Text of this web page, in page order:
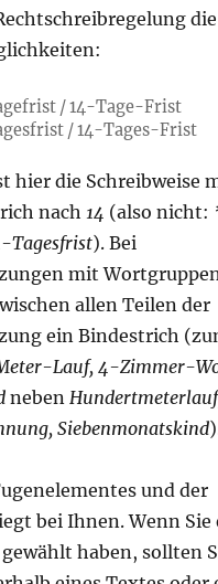
die
/ 14-Tage-Frist
/ 14-Tages-Frist
hier die Schreibweise
nach14 (also nicht:
Tagesfrist). Bei
mit
allen Teilen der
ein Bindestrich
Lauf, 4-Zimmer-
neben
Siebenmonatskind
und der
bei Ihnen. Wenn Sie
haben, sollten